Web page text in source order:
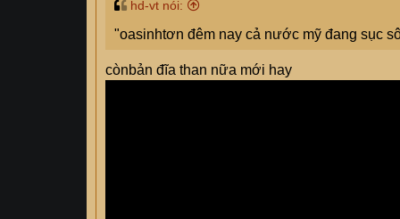
hd-vt nói:
"oasinhtơn đêm nay cả nước mỹ đang sục
cònbản đĩa than nữa mới hay